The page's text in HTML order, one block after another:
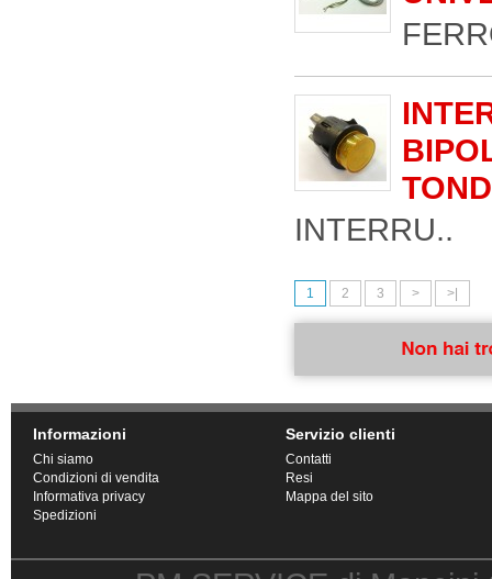
INTERRU..
1 2 3 > >|
Nome e Cognome:
Informazioni
Chi siamo
Condizioni di vendita
Informativa privacy
Spedizioni
Servizio clienti
Contatti
Resi
Mappa del sito